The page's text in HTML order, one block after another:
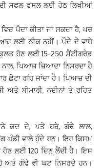
ਦੀ ਸਫਲ ਫਸਲ ਲਈ ਹੇਠ ਲਿਖੀਆਂ
ਪੈਦਾ ਕੀਤਾ ਜਾ ਸਕਦਾ ਹੈ, ਪਰ
ਲਈ ਠੀਕ ਨਹੀਂ। ਪੌਦੇ ਦੇ ਵਾਧੇ
ਹੋਣ ਲਈ 15-250 ਸੈਂਟੀਗਰੇਡ
ਪਿਆਜ਼ ਜ਼ਿਆਦਾ ਨਿਸਰਦਾ ਹੈ
ਛੋਟਾ ਰਹਿ ਜਾਂਦਾ ਹੈ। ਪਿਆਜ਼ ਦੀ
ਅਤੇ ਬੀਮਾਰੀ, ਨਦੀਨਾਂ ਤੇ ਰਹਿਤ
ਕਦ ਦੇ, ਪਤੇ ਹਰੇ, ਗੰਢੇ ਲਾਲ,
ਵਾਲੇ ਹੁੰਦੇ ਹਨ। ਇਹ ਕਿਸਮ
ਹੋਣ ਲਈ 120 ਦਿਨ ਲੈਂਦੀ ਹੈ। ਇਸ
ਅਤੇ ਗੰਢੇ ਵੀ ਘਟ ਨਿਸਰਦੇ ਹਨ।